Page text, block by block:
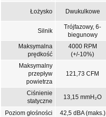
Łożysko Dwukulkowe
Silnik
Trójfazowy, 6-
biegunowy
Maksymalna
prędkość
4000 RPM
(+/-10%)
Maksymalny
przepływ
powietrza
121,73 CFM
Ciśnienie
statyczne
13,15 mmH₂O
Poziom głośności 42,5 dBA (maks.)